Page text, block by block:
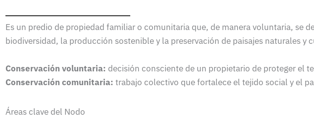
Es un predio de propiedad familiar o comunitaria que, de manera voluntaria, se
biodiversidad, la producción sostenible y la preservación de paisajes naturales y
Conservación voluntaria: decisión consciente de un propietario de proteger el
Conservación comunitaria: trabajo colectivo que fortalece el tejido social y el
Áreas clave del Nodo